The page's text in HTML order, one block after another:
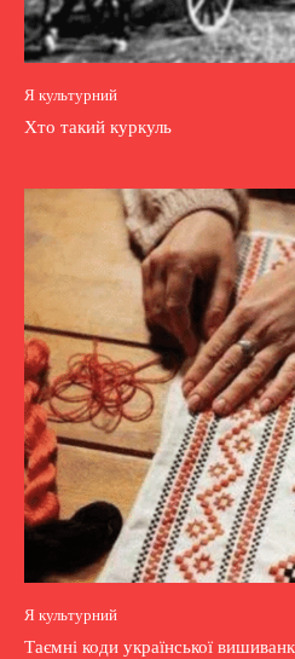
Я культурний
Хто такий куркуль
Я культурний
Таємні коди української